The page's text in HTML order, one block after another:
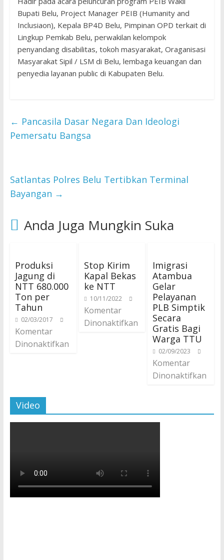
Bupati Belu, Project Manager PEIB (Humanity and
Inclusiaon), Kepala BP4D Belu, Pimpinan OPD terkait di
Lingkup Pemkab Belu, perwakilan kelompok
penyandang disabilitas, tokoh masyarakat, Oraganisasi
Masyarakat Sipil / LSM di Belu, lembaga keuangan dan
penyedia layanan public di Kabupaten Belu.
← Pancasila Dasar Negara Dan Ideologi
Pemersatu Bangsa
Satlantas Polres Belu Tertibkan Terminal
Bayangan →
Anda Juga Mungkin Suka
Produksi
Jagung di
NTT 680.000
Ton per
Tahun
02/03/2017
Komentar
Dinonaktifkan
Stop Kirim
Kapal Bekas
ke NTT
10/11/2022
Komentar
Dinonaktifkan
Imigrasi
Atambua
Gelar
Pelayanan
PLB Simptik
Secara
Gratis Bagi
Warga TTU
02/09/2023
Komentar
Dinonaktifkan
Video